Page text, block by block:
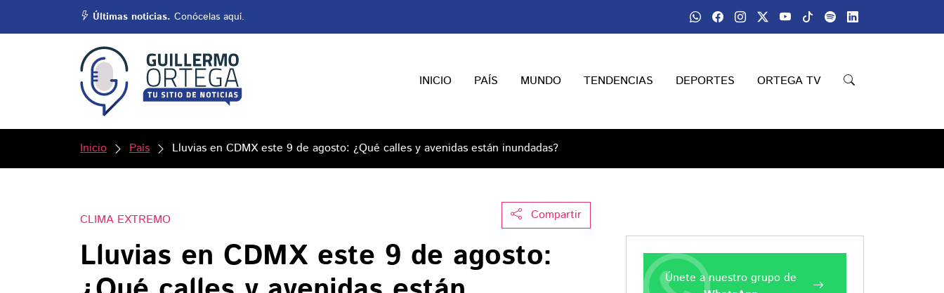
Últimas noticias. Conócelas aquí.
INICIO PAÍS MUNDO TENDENCIAS DEPORTES ORTEGA TV
Inicio País Lluvias en CDMX este 9 de agosto: ¿Qué calles y avenidas están inundadas?
Compartir
CLIMA EXTREMO
Lluvias en CDMX este 9 de agosto:
Únete a nuestro grupo de